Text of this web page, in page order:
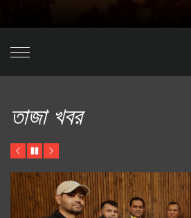
তাজা খবর
Previous
PauseNext